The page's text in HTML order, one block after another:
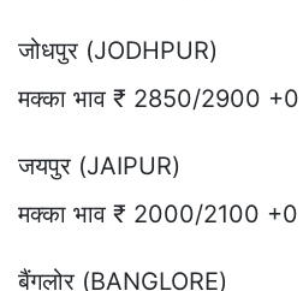
जोधपुर (JODHPUR)
मक्का भाव ₹ 2850/2900 +0
जयपुर (JAIPUR)
मक्का भाव ₹ 2000/2100 +0
बैंगलोर (BANGLORE)